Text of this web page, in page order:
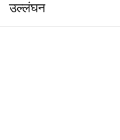
उल्लंघन